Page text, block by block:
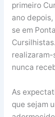
primeiro
ano
se em
realizaram-
nunca
As
que sejam